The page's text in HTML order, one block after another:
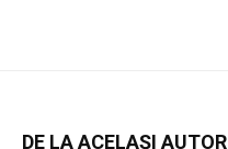
DE LA ACELAȘI AUTOR